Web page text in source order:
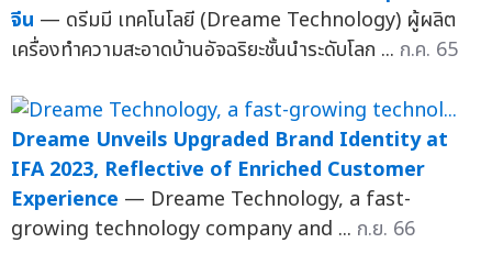
จีน — ดรีมมี เทคโนโลยี (Dreame Technology) ผู้ผลิต
เครื่องทำความสะอาดบ้านอัจฉริยะชั้นนำระดับโลก ... ก.ค. 65
Dreame Unveils Upgraded Brand Identity at
IFA 2023, Reflective of Enriched Customer
Experience — Dreame Technology, a fast-
growing technology company and ... ก.ย. 66